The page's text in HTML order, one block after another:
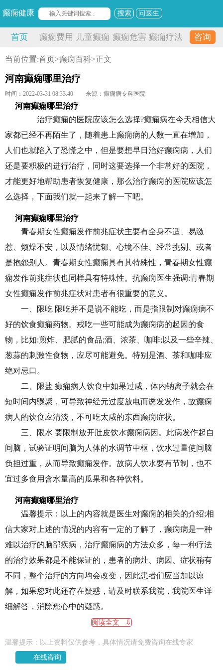
癫痫健康 搜索 问医生
首页 癫痫费用 儿童癫痫 癫痫危害 癫痫疗法 咨询
当前位置:首页>癫痫百科>正文
河南癫痫哪里治疗
时间：2022-03-31 08:33:40 来源：癫痫病专科医院
河南癫痫哪里治疗
治疗癫痫的医院应该怎么选择?癫痫病在今天相信大
家都已经不再陌生了，随着患上癫痫病的人数一直在增加，
人们也就陷入了恐慌之中，但是要想早日治好癫痫病，人们
还是要积极的进行治疗，同时这要选择一个非常好的医院，
才能更好地帮助患者恢复健康，那么治疗癫痫的医院应该怎
么选择，下面我们就一起来了解一下吧。
河南癫痫哪里治疗
青春期女性癫痫发作前兆症状主要有全身不适、易激
惹、烦燥不安，以及情绪忧郁、心境不佳、经常挑剔、或者
是抱怨别人。青春期女性癫痫具有其特殊性，青春期女性癫
痫发作前兆症状也同样具有特殊性。抗癫痫医生强调:青春期
女性癫痫发作前兆症状对患者有很重要的意义。
一、限吃 限吃并不是说不能吃，而是指限制对癫痫病不
好的饮食癫痫药物。戒吃一些可能成为癫痫病的起因的食
物，比如:煎炸、肥腻的食品;酒、浓茶、咖啡;以及一些辛辣、
葱蒜的刺激性食物，应尽可能避免。特别是酒、茶和咖啡应
绝对忌口。
二、限盐 癫痫病人饮食中如果过咸，体内钠离子就会在
短时间内骤聚，可导致神经元过度放电而诱发发作，故癫痫
病人的饮食应清淡，不可吃太咸的东西癫痫症状。
三、限水 要限制放开肚皮饮水癫痫病因。此病发作起自
间脑，试验证明间脑为人体的水调节中枢，饮水过量使间脑
负担过重，从而导致癫痫发作。故病人饮水要有节制，也不
宜过多食用含水量高的瓜果和各种饮料。
河南癫痫哪里治疗
温馨提示：以上的内容就是医生对癫痫的相关的介绍;相
信大家对上述的情况的内容有一定的了解了，癫痫病是一种
难以治疗的脑部疾病，治疗癫痫病的方法众多，每一种疗法
的治疗效果都是不能保证的，患者的病灶、病因、症状稍有
不同，整个治疗的方向均会改变，因此患者们应当加以谅
解，如果您对此还存在疑惑，请及时联系我院，我院医生详
细解答，消除您心中的疑惑。
阅读全文 ⇩
温馨提示：以上资料仅供参考，具体情况请免费咨询在线专家
在线咨询